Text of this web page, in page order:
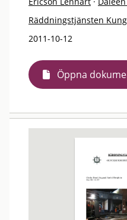
Räddningstjänsten
2011-10-12
Öppna